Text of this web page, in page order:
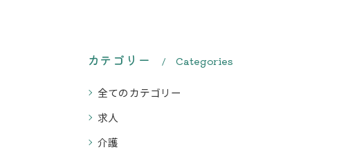
カテゴリー Categories
全てのカテゴリー
求人
介護